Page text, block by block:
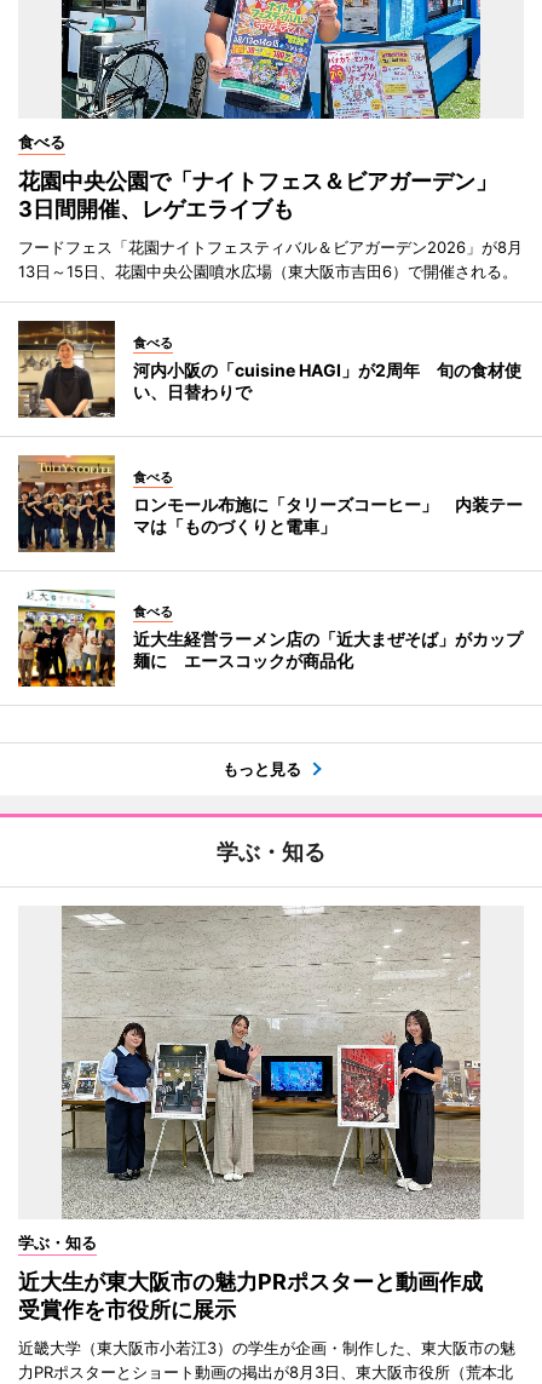
食べる
花園中央公園で「ナイトフェス＆ビアガーデン」
3日間開催、レゲエライブも
フードフェス「花園ナイトフェスティバル＆ビアガーデン2026」が8月
13日～15日、花園中央公園噴水広場（東大阪市吉田6）で開催される。
食べる
河内小阪の「cuisine HAGI」が2周年 旬の食材使
い、日替わりで
食べる
ロンモール布施に「タリーズコーヒー」 内装テー
マは「ものづくりと電車」
食べる
近大生経営ラーメン店の「近大まぜそば」がカップ
麺に エースコックが商品化
もっと見る
学ぶ・知る
学ぶ・知る
近大生が東大阪市の魅力PRポスターと動画作成
受賞作を市役所に展示
近畿大学（東大阪市小若江3）の学生が企画・制作した、東大阪市の魅
力PRポスターとショート動画の掲出が8月3日、東大阪市役所（荒本北